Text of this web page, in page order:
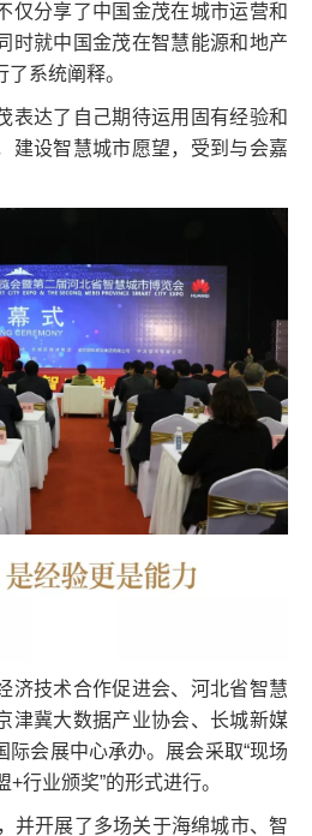
仅分享了中国金茂在城市运营和
时就中国金茂在智慧能源和地产
系统阐释。
表达了自己期待运用固有经验和
建设智慧城市愿望，受到与会嘉
济技术合作促进会、河北省智慧
津冀大数据产业协会、长城新媒
际会展中心承办。展会采取“现场
行业颁奖”的形式进行。
并开展了多场关于海绵城市、智